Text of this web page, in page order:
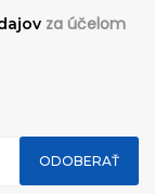
za účelom
ODOBERAŤ